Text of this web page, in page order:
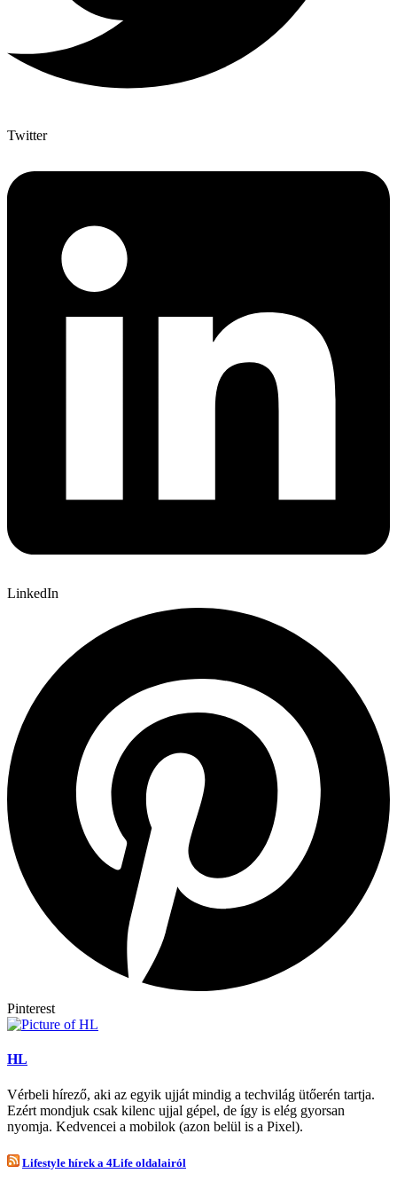
Twitter
LinkedIn
Pinterest
HL
Vérbeli hírező, aki az egyik ujját mindig a techvilág ütőerén tartja.
Ezért mondjuk csak kilenc ujjal gépel, de így is elég gyorsan
nyomja. Kedvencei a mobilok (azon belül is a Pixel).
Lifestyle hírek a 4Life oldalairól